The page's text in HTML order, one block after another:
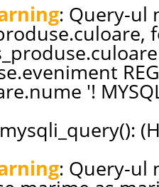
: Query-ul
'!
: Query-ul